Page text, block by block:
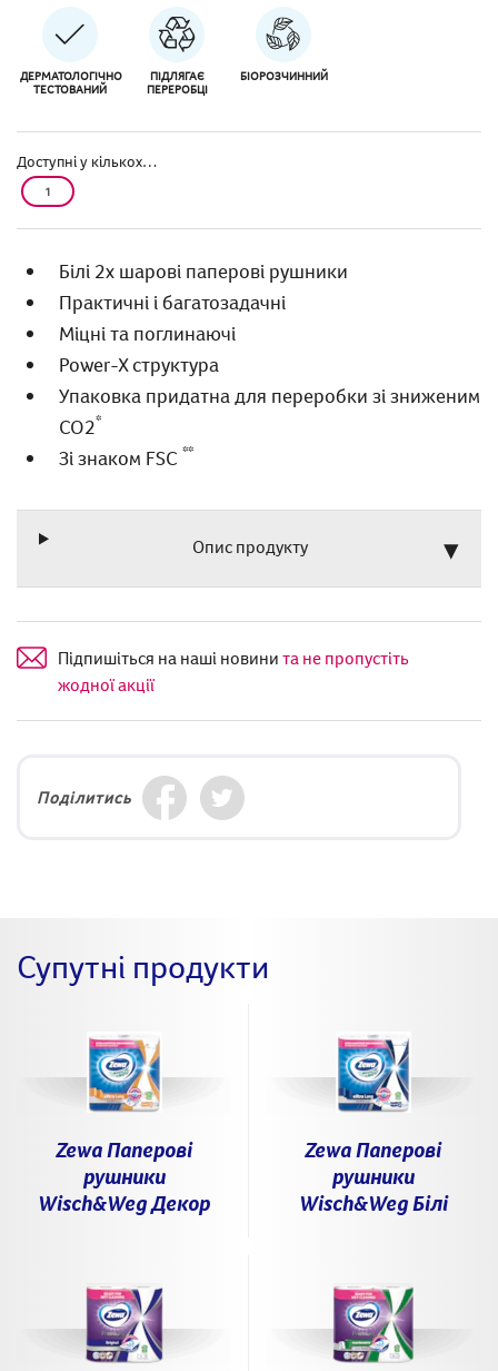
ДЕРМАТОЛОГІЧНО
ТЕСТОВАНИЙ
ПІДЛЯГАЄ
ПЕРЕРОБЦІ
БІОРОЗЧИННИЙ
Доступні у кількох…
1
Білі 2х шарові паперові рушники
Практичні і багатозадачні
Міцні та поглинаючі
Power-X cтруктура
Упаковка придатна для переробки зі зниженим
CO2*
Зі знаком FSC **
Опис продукту
Підпишіться на наші новини та не пропустіть
жодної акції
Поділитись
Супутні продукти
Zewa Паперові
рушники
Wisch&Weg Декор
Zewa Паперові
рушники
Wisch&Weg Білі